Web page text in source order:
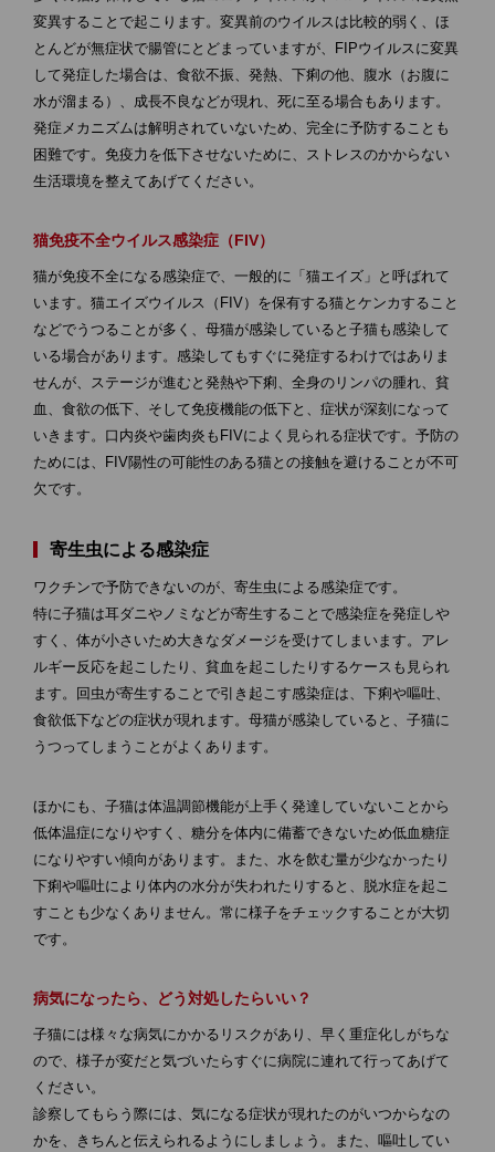
変異することで起こります。変異前のウイルスは比較的弱く、ほ
とんどが無症状で腸管にとどまっていますが、FIPウイルスに変異
して発症した場合は、食欲不振、発熱、下痢の他、腹水（お腹に
水が溜まる）、成長不良などが現れ、死に至る場合もあります。
発症メカニズムは解明されていないため、完全に予防することも
困難です。免疫力を低下させないために、ストレスのかからない
生活環境を整えてあげてください。
猫免疫不全ウイルス感染症（FIV）
猫が免疫不全になる感染症で、一般的に「猫エイズ」と呼ばれて
います。猫エイズウイルス（FIV）を保有する猫とケンカすること
などでうつることが多く、母猫が感染していると子猫も感染して
いる場合があります。感染してもすぐに発症するわけではありま
せんが、ステージが進むと発熱や下痢、全身のリンパの腫れ、貧
血、食欲の低下、そして免疫機能の低下と、症状が深刻になって
いきます。口内炎や歯肉炎もFIVによく見られる症状です。予防の
ためには、FIV陽性の可能性のある猫との接触を避けることが不可
欠です。
寄生虫による感染症
ワクチンで予防できないのが、寄生虫による感染症です。
特に子猫は耳ダニやノミなどが寄生することで感染症を発症しや
すく、体が小さいため大きなダメージを受けてしまいます。アレ
ルギー反応を起こしたり、貧血を起こしたりするケースも見られ
ます。回虫が寄生することで引き起こす感染症は、下痢や嘔吐、
食欲低下などの症状が現れます。母猫が感染していると、子猫に
うつってしまうことがよくあります。
ほかにも、子猫は体温調節機能が上手く発達していないことから
低体温症になりやすく、糖分を体内に備蓄できないため低血糖症
になりやすい傾向があります。また、水を飲む量が少なかったり
下痢や嘔吐により体内の水分が失われたりすると、脱水症を起こ
すことも少なくありません。常に様子をチェックすることが大切
です。
病気になったら、どう対処したらいい？
子猫には様々な病気にかかるリスクがあり、早く重症化しがちな
ので、様子が変だと気づいたらすぐに病院に連れて行ってあげて
ください。
診察してもらう際には、気になる症状が現れたのがいつからなの
かを、きちんと伝えられるようにしましょう。また、嘔吐してい